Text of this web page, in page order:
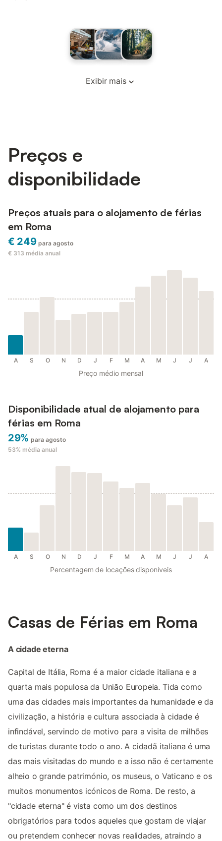
Exibir mais
Preços e
disponibilidade
Preços atuais para o alojamento de férias
em Roma
€ 249 para agosto
€ 313 média anual
A S O N D J F M A M J J A
Preço médio mensal
Disponibilidade atual de alojamento para
férias em Roma
29% para agosto
53% média anual
A S O N D J F M A M J J A
Percentagem de locações disponíveis
Casas de Férias em Roma
A cidade eterna
Capital de Itália, Roma é a maior cidade italiana e a
quarta mais populosa da União Europeia. Tida como
uma das cidades mais importantes da humanidade e da
civilização, a história e cultura associada à cidade é
infindável, servindo de motivo para a visita de milhões
de turistas durante todo o ano. A cidadã italiana é uma
das mais visitadas do mundo e a isso não é certamente
alheio o grande património, os museus, o Vaticano e os
muitos monumentos icónicos de Roma. De resto, a
"cidade eterna" é vista como um dos destinos
obrigatórios para todos aqueles que gostam de viajar
ou pretendem conhecer novas realidades, atraindo a